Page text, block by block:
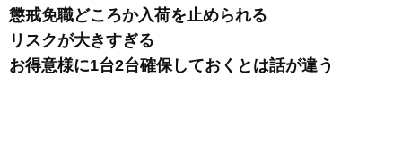
懲戒免職どころか入荷を止められる
リスクが大きすぎる
お得意様に1台2台確保しておくとは話が違う